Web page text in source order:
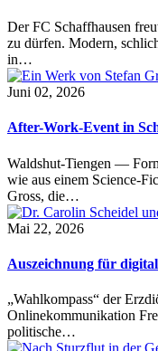
Der FC Schaffhausen
zu dürfen. Modern,
in…
Juni 02, 2026
After-Work-Event in
Waldshut-Tiengen —
wie aus einem Science-
Gross, die…
Mai 22, 2026
Auszeichnung für
„Wahlkompass“ der
Onlinekommunikation
politische…